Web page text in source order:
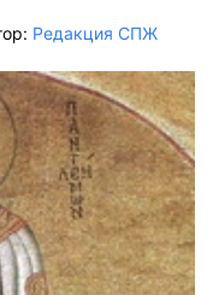
Редакция СПЖ